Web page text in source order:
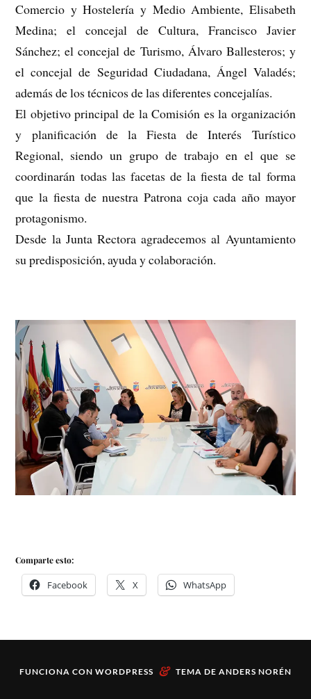
Comercio y Hostelería y Medio Ambiente, Elisabeth
Medina; el concejal de Cultura, Francisco Javier
Sánchez; el concejal de Turismo, Álvaro Ballesteros; y
el concejal de Seguridad Ciudadana, Ángel Valadés;
además de los técnicos de las diferentes concejalías.
El objetivo principal de la Comisión es la organización
y planificación de la Fiesta de Interés Turístico
Regional, siendo un grupo de trabajo en el que se
coordinarán todas las facetas de la fiesta de tal forma
que la fiesta de nuestra Patrona coja cada año mayor
protagonismo.
Desde la Junta Rectora agradecemos al Ayuntamiento
su predisposición, ayuda y colaboración.
Comparte esto:
Facebook X WhatsApp
FUNCIONA CON WORDPRESS & TEMA DE ANDERS NORÉN